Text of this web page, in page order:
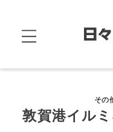
その
敦賀港イル